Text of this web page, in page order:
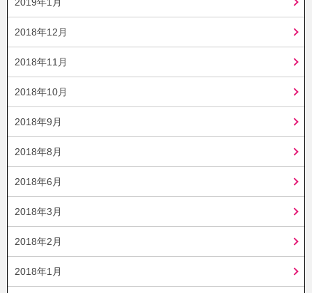
2018年12月
2018年11月
2018年10月
2018年9月
2018年8月
2018年6月
2018年3月
2018年2月
2018年1月